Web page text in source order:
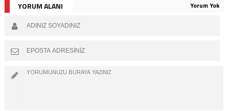
YORUM ALANI Yorum Yok